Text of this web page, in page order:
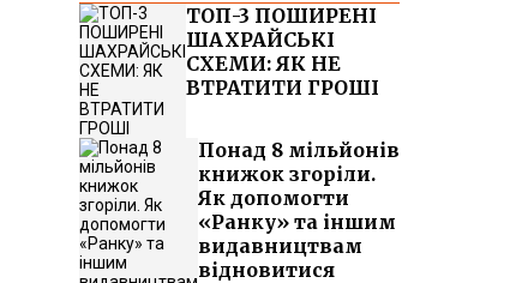
ТОП-3 ПОШИРЕНІ
ШАХРАЙСЬКІ
СХЕМИ: ЯК НЕ
ВТРАТИТИ ГРОШІ
Понад 8 мільйонів
книжок згоріли.
Як допомогти
«Ранку» та іншим
видавництвам
відновитися